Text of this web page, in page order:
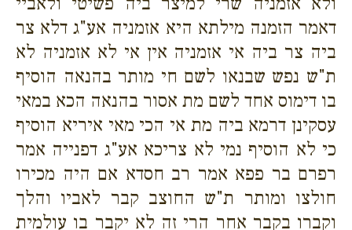
דאמר הזמנה מילתא היא אזמניה אע"ג דלא צר
ביה צר ביה אי אזמניה אין אי לא אזמניה לא
ת"ש נפש שבנאו לשם חי מותר בהנאה הוסיף
בו דימוס אחד לשם מת אסור בהנאה הכא במאי
עסקינן דרמא ביה מת אי הכי מאי איריא הוסיף
כי לא הוסיף נמי לא צריכא אע"ג דפנייה אמר
רפרם בר פפא אמר רב חסדא אם היה מכירו
חולצו ומותר ת"ש החוצב קבר לאביו והלך
וקברו בקבר אחר הרי זה לא יקבר בו עולמית